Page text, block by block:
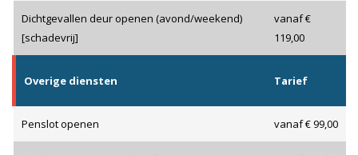
Dichtgevallen deur openen (avond/weekend)
[schadevrij]
vanaf €
119,00
Overige diensten Tarief
Penslot openen vanaf € 99,00